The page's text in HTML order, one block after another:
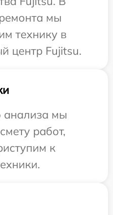
мы
технику в
центр Fujitsu.
анализа мы
работ,
к